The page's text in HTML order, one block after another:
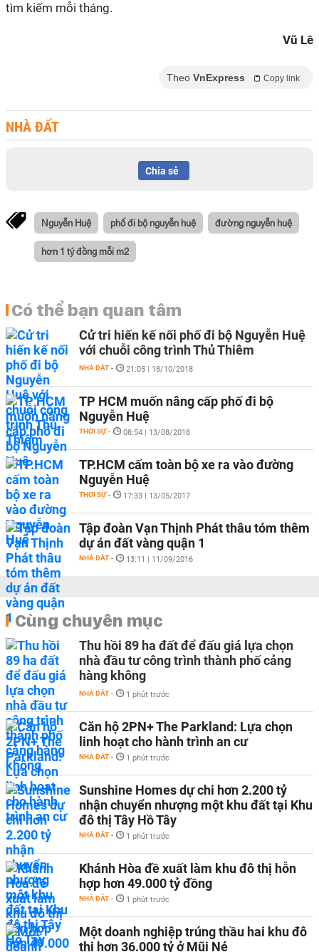
tìm kiếm mỗi tháng.
Vũ Lê
Theo VnExpress Copy link
NHÀ ĐẤT
Chia sẻ
Nguyễn Huệ phố đi bộ nguyễn huệ đường nguyễn huệ
hơn 1 tỷ đồng mỗi m2
Có thể bạn quan tâm
Cử tri hiến kế nối phố đi bộ Nguyễn Huệ
với chuỗi công trình Thủ Thiêm
NHÀ ĐẤT - 21:05 | 18/10/2018
TP HCM muốn nâng cấp phố đi bộ
Nguyễn Huệ
THỜI SỰ - 08:54 | 13/08/2018
​TP.HCM cấm toàn bộ xe ra vào đường
Nguyễn Huệ
THỜI SỰ - 17:33 | 13/05/2017
Tập đoàn Vạn Thịnh Phát thâu tóm thêm
dự án đất vàng quận 1
NHÀ ĐẤT - 13:11 | 11/09/2016
Cùng chuyên mục
Thu hồi 89 ha đất để đấu giá lựa chọn
nhà đầu tư công trình thành phố cảng
hàng không
NHÀ ĐẤT - 1 phút trước
Căn hộ 2PN+ The Parkland: Lựa chọn
linh hoạt cho hành trình an cư
NHÀ ĐẤT - 1 phút trước
Sunshine Homes dự chi hơn 2.200 tỷ
nhận chuyển nhượng một khu đất tại Khu
đô thị Tây Hồ Tây
NHÀ ĐẤT - 1 phút trước
Khánh Hòa đề xuất làm khu đô thị hỗn
hợp hơn 49.000 tỷ đồng
NHÀ ĐẤT - 1 phút trước
Một doanh nghiệp trúng thầu hai khu đô
thị hơn 36.000 tỷ ở Mũi Né